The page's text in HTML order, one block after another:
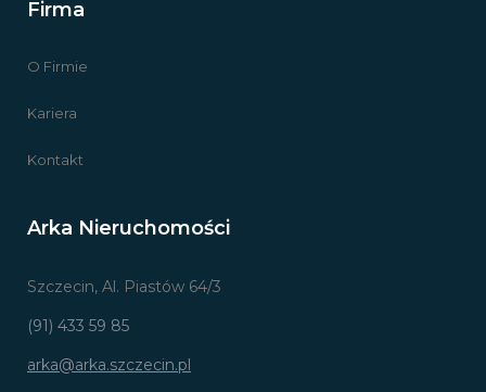
Firma
O Firmie
Kariera
Kontakt
Arka Nieruchomości
Szczecin, Al. Piastów 64/3
(91) 433 59 85
arka@arka.szczecin.pl